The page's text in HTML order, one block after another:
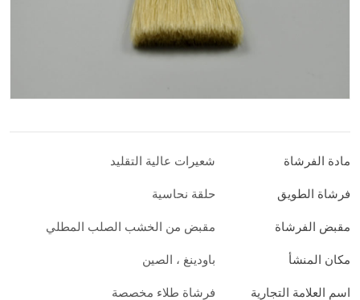
مادة الفرشاة شعيرات عالية التقليد
فرشاة الطويق حلقة نحاسية
مقبض الفرشاة مقبض من الخشب الصلب المطلي
مكان المنشأ باودينغ ، الصين
اسم العلامة التجارية فرشاة طلاء مخصصة